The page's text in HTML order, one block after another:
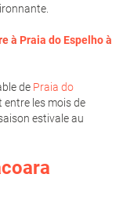
à Praia do Espelhoà
de Praia do
entre les mois de
estivale au